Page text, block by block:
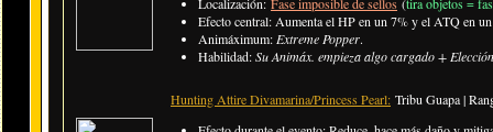
Efecto central: Aumenta el HP en un 7% y el ATQ en
Animáximum: Extreme Popper.
Habilidad:Su Animáx. empieza algo cargado +
Hunting Attire Divamarina/Princess Pearl: Tribu Guapa |